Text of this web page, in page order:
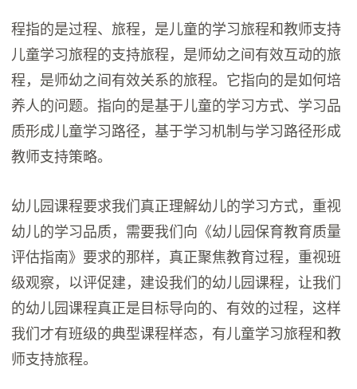
程指的是过程、旅程，是儿童的学习旅程和教师支持
儿童学习旅程的支持旅程，是师幼之间有效互动的旅
程，是师幼之间有效关系的旅程。它指向的是如何培
养人的问题。指向的是基于儿童的学习方式、学习品
质形成儿童学习路径，基于学习机制与学习路径形成
教师支持策略。
幼儿园课程要求我们真正理解幼儿的学习方式，重视
幼儿的学习品质，需要我们向《幼儿园保育教育质量
评估指南》要求的那样，真正聚焦教育过程，重视班
级观察，以评促建，建设我们的幼儿园课程，让我们
的幼儿园课程真正是目标导向的、有效的过程，这样
我们才有班级的典型课程样态，有儿童学习旅程和教
师支持旅程。